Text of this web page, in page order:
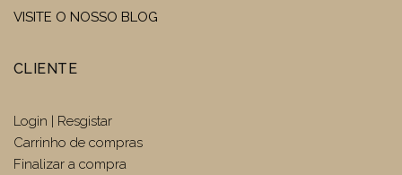
VISITE O NOSSO BLOG
CLIENTE
Login | Resgistar
Carrinho de compras
Finalizar a compra